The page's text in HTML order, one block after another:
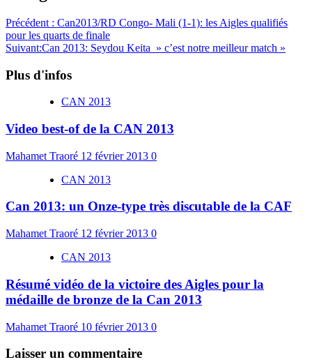
Précédent : Can2013/RD Congo- Mali (1-1): les Aigles qualifiés
pour les quarts de finale
Suivant:Can 2013: Seydou Keita » c’est notre meilleur match »
Plus d'infos
CAN 2013
Video best-of de la CAN 2013
Mahamet Traoré 12 février 2013 0
CAN 2013
Can 2013: un Onze-type très discutable de la CAF
Mahamet Traoré 12 février 2013 0
CAN 2013
Résumé vidéo de la victoire des Aigles pour la
médaille de bronze de la Can 2013
Mahamet Traoré 10 février 2013 0
Laisser un commentaire